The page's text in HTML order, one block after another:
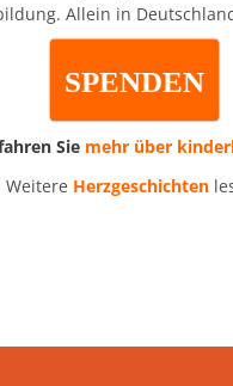
Allein in
SPENDEN
Sie mehr über
Weitere Herzgeschichten